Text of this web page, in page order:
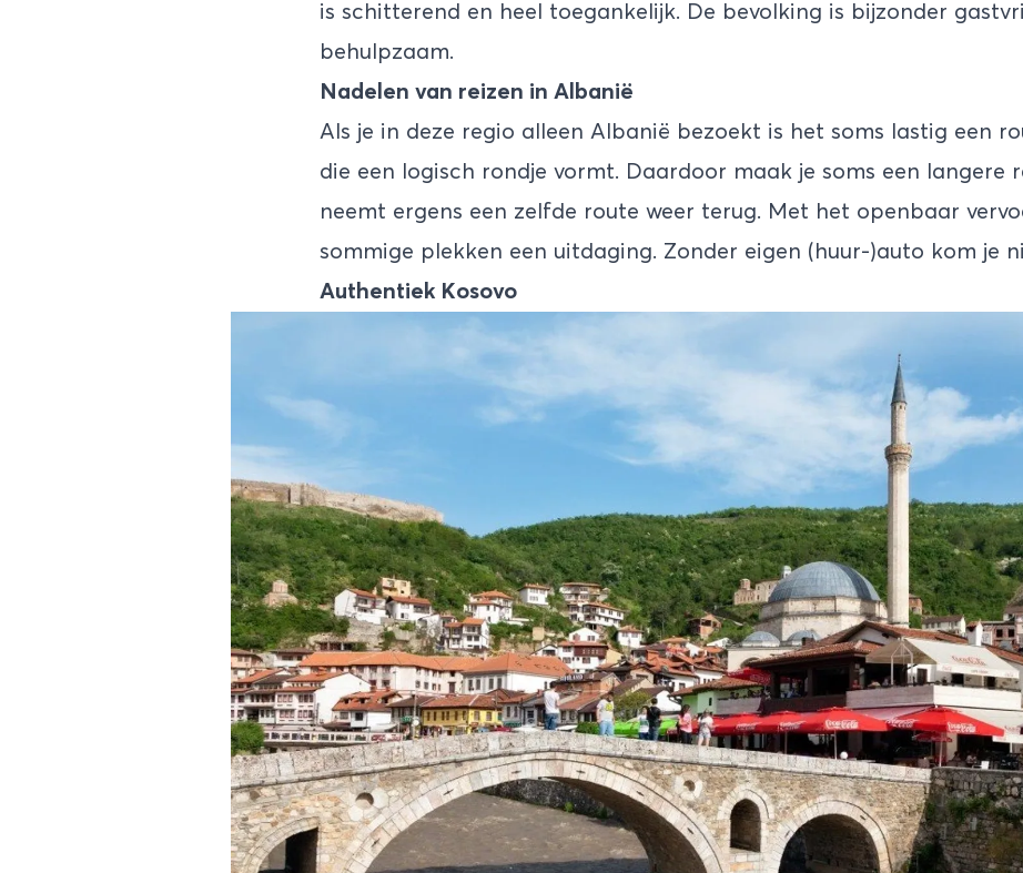
is schitterend en heel toegankelijk. De bevolking is bijzonder
behulpzaam.
Nadelen van reizen in Albanië
Als je in deze regio alleen Albanië bezoekt is het soms lastig een
die een logisch rondje vormt. Daardoor maak je soms een langere
neemt ergens een zelfde route weer terug. Met het openbaar
sommige plekken een uitdaging. Zonder eigen (huur-)auto kom je
Authentiek Kosovo